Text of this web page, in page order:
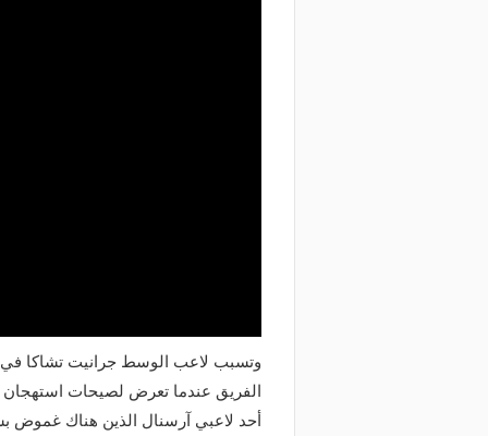
وتسبب لاعب الوسط جرانيت تشاكا في
الفريق عندما تعرض لصيحات استهجان
أحد لاعبي آرسنال الذين هناك غموض